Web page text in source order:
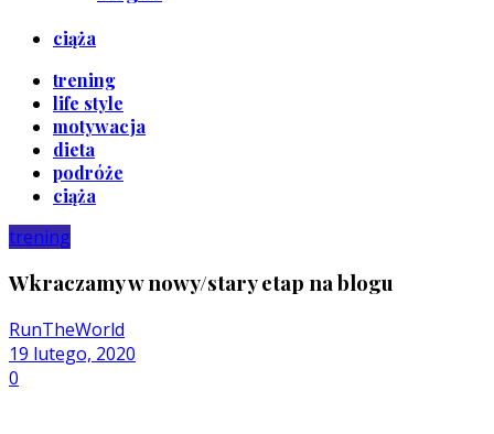
ciąża
trening
life style
motywacja
dieta
podróże
ciąża
trening
Wkraczamy w nowy/stary etap na blogu
RunTheWorld
19 lutego, 2020
0